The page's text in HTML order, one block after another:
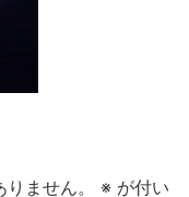
ません。 ※ が付い